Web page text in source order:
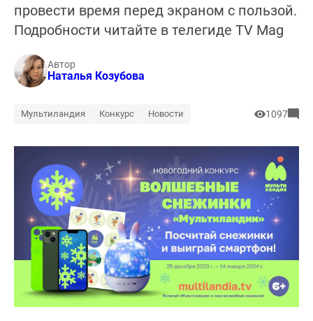
провести время перед экраном с пользой.
Подробности читайте в телегиде TV Mag
Автор
Наталья Козубова
Мультиландия Конкурс Новости 1097